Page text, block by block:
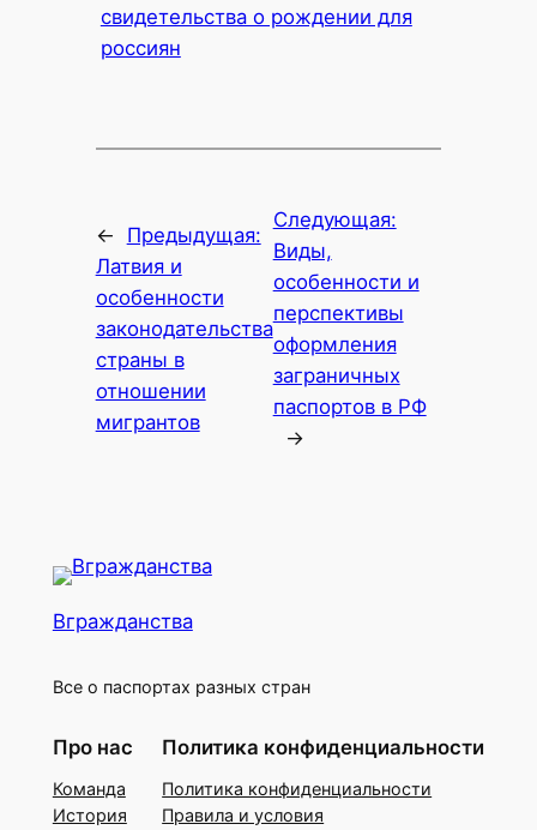
свидетельства о рождении для
россиян
←
Предыдущая:
Латвия и
особенности
законодательства
страны в
отношении
мигрантов
Следующая:
Виды,
особенности и
перспективы
оформления
заграничных
паспортов в РФ
→
Вгражданства
Все о паспортах разных стран
Про нас
Команда
История
Политика конфиденциальности
Политика конфиденциальности
Правила и условия